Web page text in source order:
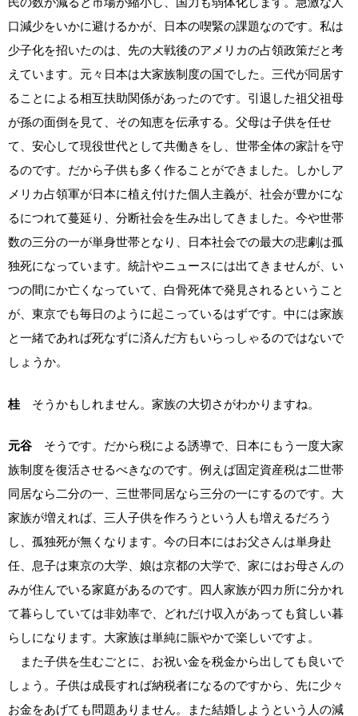
口減少をいかに避けるかが、日本の喫緊の課題なのです。私は
少子化を招いたのは、先の大戦後のアメリカの占領政策だと考
えています。元々日本は大家族制度の国でした。三代が同居す
ることによる相互扶助関係があったのです。引退した祖父祖母
が孫の面倒を見て、その知恵を伝承する。父母は子供を任せ
て、安心して現役世代として共働きをし、世帯全体の家計を守
るのです。だから子供も多く作ることができました。しかしア
メリカ占領軍が日本に植え付けた個人主義が、社会が豊かにな
るにつれて蔓延り、分断社会を生み出してきました。今や世帯
数の三分の一が単身世帯となり、日本社会での最大の悲劇は孤
独死になっています。統計やニュースには出てきませんが、い
つの間にか亡くなっていて、白骨死体で発見されるということ
が、東京でも毎日のように起こっているはずです。中には家族
と一緒であれば死なずに済んだ方もいらっしゃるのではないで
しょうか。
桂 そうかもしれません。家族の大切さがわかりますね。
元谷 そうです。だから税による誘導で、日本にもう一度大家
族制度を復活させるべきなのです。例えば固定資産税は二世帯
同居なら二分の一、三世帯同居なら三分の一にするのです。大
家族が増えれば、三人子供を作ろうという人も増えるだろう
し、孤独死が無くなります。今の日本にはお父さんは単身赴
任、息子は東京の大学、娘は京都の大学で、家にはお母さんの
みが住んでいる家庭があるのです。四人家族が四カ所に分かれ
て暮らしていては非効率で、どれだけ収入があっても貧しい暮
らしになります。大家族は単純に賑やかで楽しいですよ。
また子供を生むごとに、お祝い金を税金から出しても良いで
しょう。子供は成長すれば納税者になるのですから、先に少々
お金をあげても問題ありません。また結婚しようという人の減